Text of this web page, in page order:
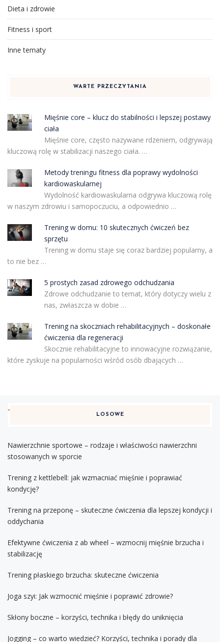
Dieta i zdrowie
Fitness i sport
Inne tematy
WARTE PRZECZYTANIA
Mięśnie core – klucz do stabilności i lepszej postawy
ciała
Mięśnie core, często nazywane rdzeniem, odgrywają
kluczową rolę w stabilizacji naszego ciała. …
Metody treningu fitness dla poprawy wydolności
kardiowaskularnej
Wydolność kardiowaskularna odgrywa kluczową rolę
w naszym zdrowiu i samopoczuciu, a odpowiednio …
Trening w domu: 10 skutecznych ćwiczeń bez
sprzętu
Trening w domu staje się coraz bardziej popularny, a
to nie bez …
5 prostych zasad zdrowego odchudzania
Zdrowe odchudzanie to temat, który dotyczy wielu z
nas, zwłaszcza w dobie …
Trening na skoczniach rehabilitacyjnych – doskonałe
ćwiczenia dla regeneracji
Skocznie rehabilitacyjne to innowacyjne rozwiązanie,
które zyskuje na popularności wśród osób dbających …
LOSOWE
Nawierzchnie sportowe – rodzaje i właściwości nawierzchni
stosowanych w sporcie
Trening z kettlebell: jak wzmacniać mięśnie i poprawiać
kondycję?
Trening na przeponę – skuteczne ćwiczenia dla lepszej kondycji i
oddychania
Efektywne ćwiczenia z ab wheel – wzmocnij mięśnie brzucha i
stabilizację
Trening płaskiego brzucha: skuteczne ćwiczenia
Joga szyi: Jak wzmocnić mięśnie i poprawić zdrowie?
Skłony boczne – korzyści, technika i błędy do uniknięcia
Jogging – co warto wiedzieć? Korzyści, technika i porady dla